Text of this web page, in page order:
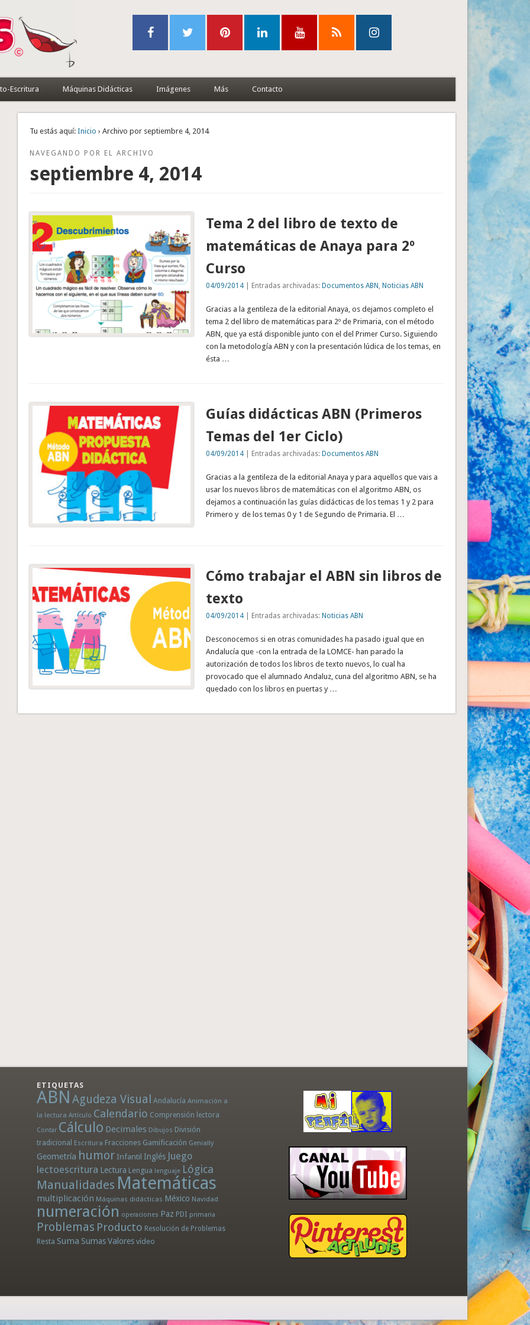
Escritura Máquinas Didácticas Imágenes Más Contacto
Tu estás aquí: Inicio › Archivo por septiembre 4, 2014
NAVEGANDO POR EL ARCHIVO
septiembre 4, 2014
Tema 2 del libro de texto de
matemáticas de Anaya para 2º
Curso
04/09/2014| Entradas archivadas: Documentos ABN Noticias ABN
Gracias a la gentileza de la editorial Anaya, os dejamos completo el
tema 2 del libro de matemáticas para 2º de Primaria, con el método
ABN, que ya está disponible junto con el del Primer Curso. Siguiendo
con la metodología ABN y con la presentación lúdica de los temas, en
ésta …
Guías didácticas ABN (Primeros
Temas del 1er Ciclo)
04/09/2014| Entradas archivadas: Documentos ABN
Gracias a la gentileza de la editorial Anaya y para aquellos que vais a
usar los nuevos libros de matemáticas con el algoritmo ABN, os
dejamos a continuación las guías didácticas de los temas 1 y 2 para
Primero y de los temas 0 y 1 de Segundo de Primaria. El …
Cómo trabajar el ABN sin libros de
texto
04/09/2014| Entradas archivadas: Noticias ABN
Desconocemos si en otras comunidades ha pasado igual que en
Andalucía que -con la entrada de la LOMCE- han parado la
autorización de todos los libros de texto nuevos, lo cual ha
provocado que el alumnado Andaluz, cuna del algoritmo ABN, se ha
quedado con los libros en puertas y …
ETIQUETAS
ABN Agudeza Visual Andalucía Animación a
la lectura Artículo Calendario Comprensión lectora
Contar Cálculo Decimales Dibujos División
tradicional Escritura Fracciones Gamificación Genially
Geometría humor Infantil Inglés Juego
lectoescritura Lectura Lengua lenguaje Lógica
Manualidades Matemáticas
multiplicación Máquinas didácticas México Navidad
numeración operaciones Paz PDI primaria
Problemas Producto Resolución de Problemas
Resta Suma SumasValores vídeo